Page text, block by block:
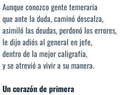
Aunque conozco gente temeraria
que ante la duda, caminó descalza,
asimiló las deudas, perdonó los errores,
le dijo adiós al general en jefe,
dentro de la mejor caligrafía,
y se atrevió a vivir a su manera.
Un corazón de primera